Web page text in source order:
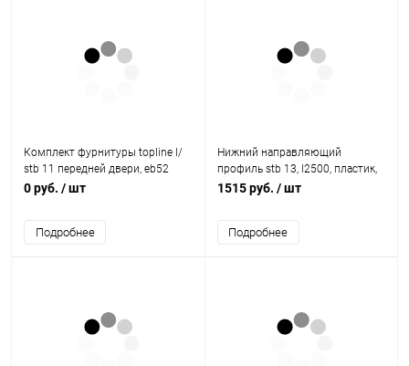
Комплект фурнитуры topline l/
stb 11 передней двери, eb52
9206503 Hettich
0 руб. / шт
Подробнее
Нижний направляющий
профиль stb 13, l2500, пластик,
черный 1078482 Hettich
1515 руб. / шт
Подробнее